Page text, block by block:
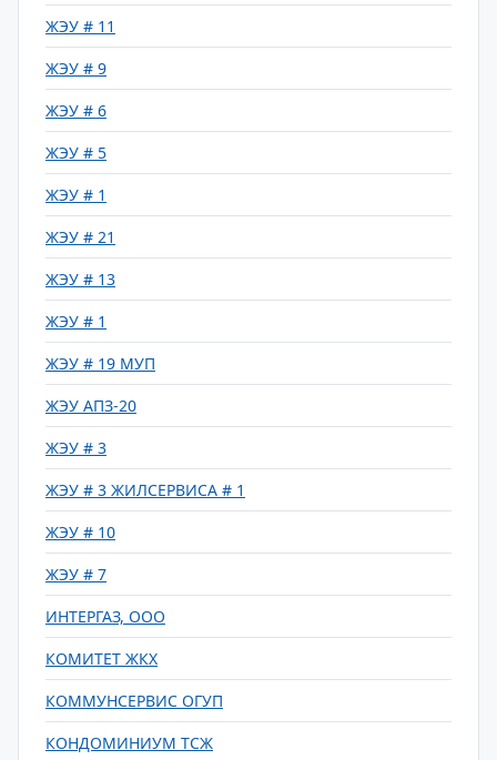
ЖЭУ # 11
ЖЭУ # 9
ЖЭУ # 6
ЖЭУ # 5
ЖЭУ # 1
ЖЭУ # 21
ЖЭУ # 13
ЖЭУ # 1
ЖЭУ # 19 МУП
ЖЭУ АПЗ-20
ЖЭУ # 3
ЖЭУ # 3 ЖИЛСЕРВИСА # 1
ЖЭУ # 10
ЖЭУ # 7
ИНТЕРГАЗ, ООО
КОМИТЕТ ЖКХ
КОММУНСЕРВИС ОГУП
КОНДОМИНИУМ ТСЖ